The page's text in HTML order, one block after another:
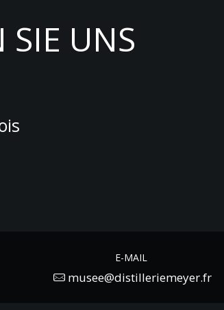
SIE UNS
E-MAIL
musee@distilleriemeyer.fr